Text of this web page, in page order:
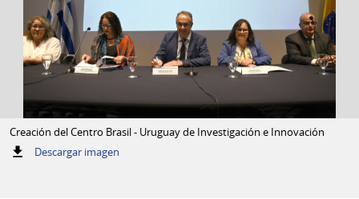
Creación del Centro Brasil - Uruguay de Investigación e Innovación
Descargar imagen: